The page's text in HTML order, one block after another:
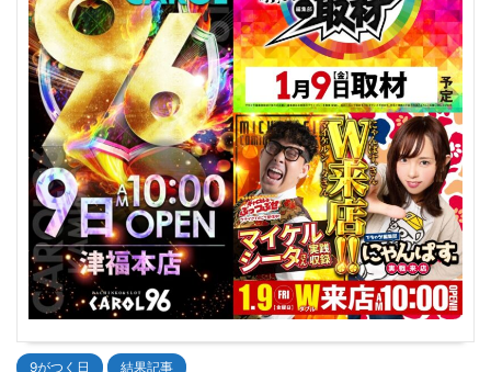
9がつく日 結果記事